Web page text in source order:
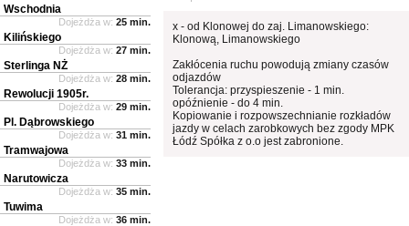
x - od Klonowej do zaj. Limanowskiego:
Klonową, Limanowskiego
Zakłócenia ruchu powodują zmiany czasów
odjazdów
Tolerancja: przyspieszenie - 1 min.
opóźnienie - do 4 min.
Kopiowanie i rozpowszechnianie rozkładów
jazdy w celach zarobkowych bez zgody MPK
Łódź Spółka z o.o jest zabronione.
Wschodnia
Dojeżdża w: 25 min.
Kilińskiego
Dojeżdża w: 27 min.
Sterlinga NŻ
Dojeżdża w: 28 min.
Rewolucji 1905r.
Dojeżdża w: 29 min.
Pl. Dąbrowskiego
Dojeżdża w: 31 min.
Tramwajowa
Dojeżdża w: 33 min.
Narutowicza
Dojeżdża w: 35 min.
Tuwima
Dojeżdża w: 36 min.